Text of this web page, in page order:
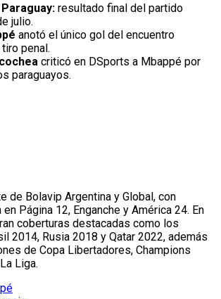
resultado final del partido
julio.
anotó el único gol del encuentro
penal.
criticó en DSports a Mbappé por
paraguayos.
de Bolavip Argentina y Global, con
Página 12, Enganche y América 24. En
coberturas destacadas como los
2014, Rusia 2018 y Qatar 2022, además
de Copa Libertadores, Champions
Liga.